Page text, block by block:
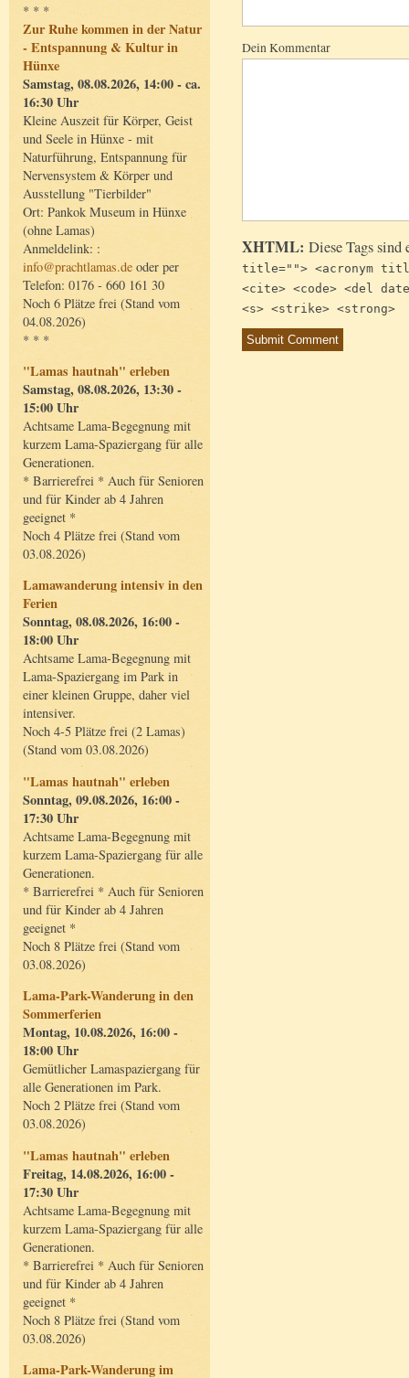
* * *
Zur Ruhe kommen in der Natur
- Entspannung & Kultur in
Hünxe
Samstag, 08.08.2026, 14:00 - ca.
16:30 Uhr
Kleine Auszeit für Körper, Geist
und Seele in Hünxe - mit
Naturführung, Entspannung für
Nervensystem & Körper und
Ausstellung "Tierbilder"
Ort: Pankok Museum in Hünxe
(ohne Lamas)
Anmeldelink: :
info@prachtlamas.de oder per
Telefon: 0176 - 660 161 30
Noch 6 Plätze frei (Stand vom
04.08.2026)
* * *
"Lamas hautnah" erleben
Samstag, 08.08.2026, 13:30 -
15:00 Uhr
Achtsame Lama-Begegnung mit
kurzem Lama-Spaziergang für alle
Generationen.
* Barrierefrei * Auch für Senioren
und für Kinder ab 4 Jahren
geeignet *
Noch 4 Plätze frei (Stand vom
03.08.2026)
Lamawanderung intensiv in den
Ferien
Sonntag, 08.08.2026, 16:00 -
18:00 Uhr
Achtsame Lama-Begegnung mit
Lama-Spaziergang im Park in
einer kleinen Gruppe, daher viel
intensiver.
Noch 4-5 Plätze frei (2 Lamas)
(Stand vom 03.08.2026)
"Lamas hautnah" erleben
Sonntag, 09.08.2026, 16:00 -
17:30 Uhr
Achtsame Lama-Begegnung mit
kurzem Lama-Spaziergang für alle
Generationen.
* Barrierefrei * Auch für Senioren
und für Kinder ab 4 Jahren
geeignet *
Noch 8 Plätze frei (Stand vom
03.08.2026)
Lama-Park-Wanderung in den
Sommerferien
Montag, 10.08.2026, 16:00 -
18:00 Uhr
Gemütlicher Lamaspaziergang für
alle Generationen im Park.
Noch 2 Plätze frei (Stand vom
03.08.2026)
"Lamas hautnah" erleben
Freitag, 14.08.2026, 16:00 -
17:30 Uhr
Achtsame Lama-Begegnung mit
kurzem Lama-Spaziergang für alle
Generationen.
* Barrierefrei * Auch für Senioren
und für Kinder ab 4 Jahren
geeignet *
Noch 8 Plätze frei (Stand vom
03.08.2026)
Lama-Park-Wanderung im
Dein Kommentar
XHTML: Diese Tags
title=""> <acronym
<cite> <code> <del
<s> <strike> <strong>